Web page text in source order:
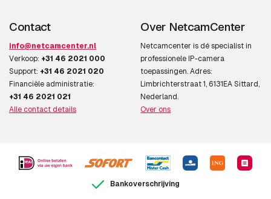
Contact
info@netcamcenter.nl
Verkoop: +31 46 2021 000
Support: +31 46 2021 020
Financiële administratie:
+31 46 2021 021
Alle contact details
Over NetcamCenter
Netcamcenter is dé specialist in
professionele IP-camera
toepassingen. Adres:
Limbrichterstraat 1, 6131EA Sittard,
Nederland.
Over ons
Bankoverschrijving